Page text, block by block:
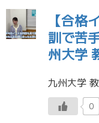
【合格
訓で苦
州大学
0